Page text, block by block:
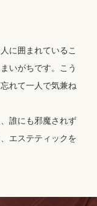
に囲まれているこ
いがちです。こう
れて一人で気兼ね
誰にも邪魔されず
エステティックを